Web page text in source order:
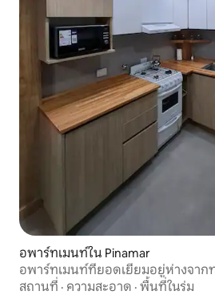
อพาร์ทเมนท์ใน Pinamar
อพาร์ทเมนท์ที่ยอดเยี่ยมอยู่ห่างจากท
สถานที่ · ความสะอาด · พื้นที่ในร่ม